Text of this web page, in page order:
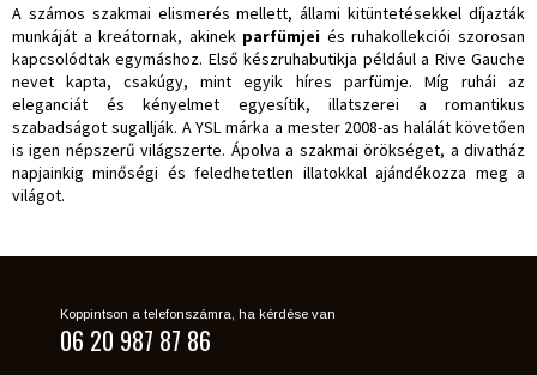
A számos szakmai elismerés mellett, állami kitüntetésekkel díjazták
munkáját a kreátornak, akinek parfümjei és ruhakollekciói szorosan
kapcsolódtak egymáshoz. Első készruhabutikja például a Rive Gauche
nevet kapta, csakúgy, mint egyik híres parfümje. Míg ruhái az
eleganciát és kényelmet egyesítik, illatszerei a romantikus
szabadságot sugallják. A YSL márka a mester 2008-as halálát követően
is igen népszerű világszerte. Ápolva a szakmai örökséget, a divatház
napjainkig minőségi és feledhetetlen illatokkal ajándékozza meg a
világot.
Koppintson a telefonszámra, ha kérdése van
06 20 987 87 86